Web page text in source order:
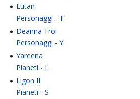
Lutan
Personaggi - T
Deanna Troi
Personaggi - Y
Yareena
Pianeti - L
Ligon II
Pianeti - S